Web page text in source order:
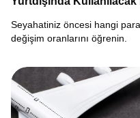
Seyahatiniz öncesi hangi
değişim oranlarını öğrenin.